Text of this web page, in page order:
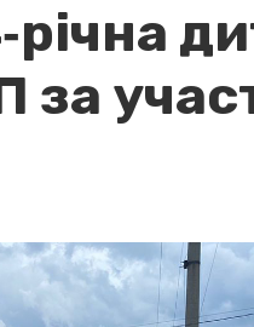
за